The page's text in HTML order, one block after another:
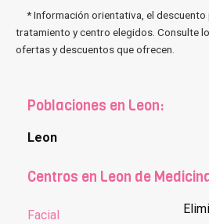
* Información orientativa, el descuento
tratamiento y centro elegidos. Consulte
ofertas y descuentos que ofrecen.
Poblaciones en Leon:
Leon
Centros en Leon de
Facial